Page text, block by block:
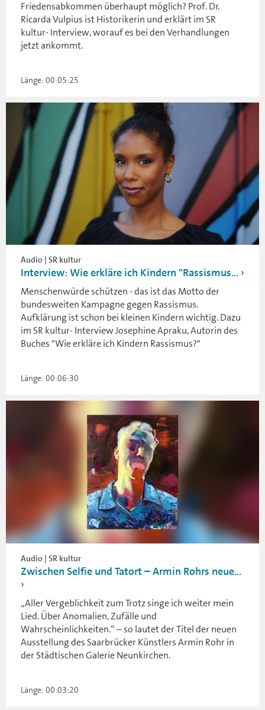
Friedensabkommen überhaupt möglich? Prof. Dr.
Ricarda Vulpius ist Historikerin und erklärt im SR
kultur- Interview, worauf es bei den Verhandlungen
jetzt ankommt.
Länge: 00:05:25
Audio | SR kultur
Interview: Wie erkläre ich Kindern "Rassismus...
Menschenwürde schützen - das ist das Motto der
bundesweiten Kampagne gegen Rassismus.
Aufklärung ist schon bei kleinen Kindern wichtig. Dazu
im SR kultur- Interview Josephine Apraku, Autorin des
Buches "Wie erkläre ich Kindern Rassismus?"
Länge: 00:06:30
Audio | SR kultur
Zwischen Selfie und Tatort – Armin Rohrs neue...
„Aller Vergeblichkeit zum Trotz singe ich weiter mein
Lied. Über Anomalien, Zufälle und
Wahrscheinlichkeiten.“ – so lautet der Titel der neuen
Ausstellung des Saarbrücker Künstlers Armin Rohr in
der Städtischen Galerie Neunkirchen.
Länge: 00:03:20